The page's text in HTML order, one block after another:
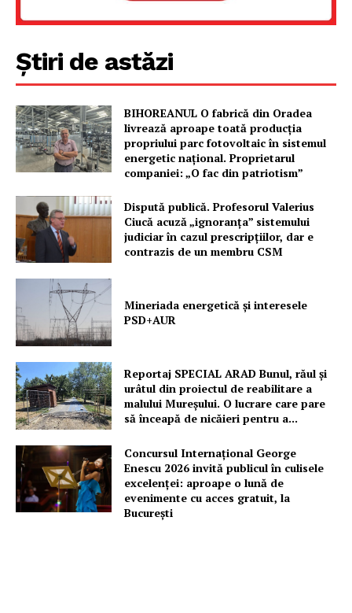
Știri de astăzi
BIHOREANUL O fabrică din Oradea
livrează aproape toată producția
propriului parc fotovoltaic în sistemul
energetic național. Proprietarul
companiei: „O fac din patriotism”
Dispută publică. Profesorul Valerius
Ciucă acuză „ignoranța” sistemului
judiciar în cazul prescripțiilor, dar e
contrazis de un membru CSM
Mineriada energetică și interesele
PSD+AUR
Reportaj SPECIAL ARAD Bunul, răul și
urâtul din proiectul de reabilitare a
malului Mureșului. O lucrare care pare
să înceapă de nicăieri pentru a...
Concursul Internațional George
Enescu 2026 invită publicul în culisele
excelenței: aproape o lună de
evenimente cu acces gratuit, la
București